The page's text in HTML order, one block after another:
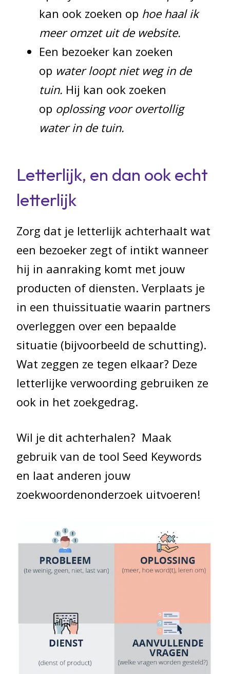
kan ook zoeken op hoe haal ik
meer omzet uit de website.
Een bezoeker kan zoeken
op water loopt niet weg in de
tuin. Hij kan ook zoeken
op oplossing voor overtollig
water in de tuin.
Letterlijk, en dan ook echt
letterlijk
Zorg dat je letterlijk achterhaalt wat
een bezoeker zegt of intikt wanneer
hij in aanraking komt met jouw
producten of diensten. Verplaats je
in een thuissituatie waarin partners
overleggen over een bepaalde
situatie (bijvoorbeeld de schutting).
Wat zeggen ze tegen elkaar? Deze
letterlijke verwoording gebruiken ze
ook in het zoekgedrag.
Wil je dit achterhalen? Maak
gebruik van de tool Seed Keywords
en laat anderen jouw
zoekwoordenonderzoek uitvoeren!